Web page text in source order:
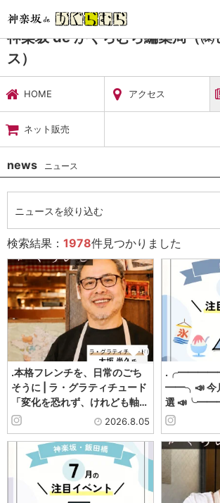
暮らし・娯楽 神楽坂 de かぐらむら編集
神楽坂 de かぐらむら編集局（㈱
ス）
HOME アクセス
ネット販売
news ニュース
ニュースを絞り込む
検索結果： 1978件見つかりました
0
.本格フレンチを、日常のごち
そうに | ラ・グラティチュード
「変化を恐れず、けれども軸…
2026.8.05
━━╮📣 今
選